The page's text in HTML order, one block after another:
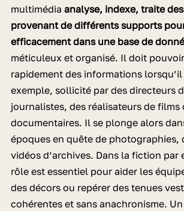
multimédia analyse, indexe, traite
provenant de différents supports
efficacement dans une base de
méticuleux et organisé. Il doit
rapidement des informations
exemple, sollicité par des directeurs
journalistes, des réalisateurs de films
documentaires. Il se plonge alors
époques en quête de photographies,
vidéos d’archives. Dans la fiction par
rôle est essentiel pour aider les
des décors ou repérer des tenues
cohérentes et sans anachronisme.